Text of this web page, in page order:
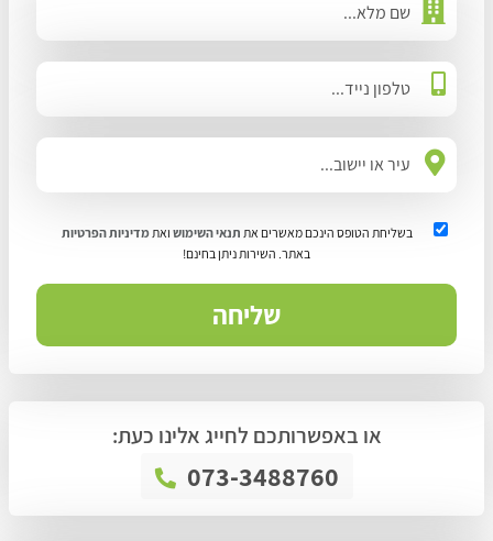
בשליחת הטופס הינכם מאשרים את תנאי השימוש ואתמדיניות הפרטיות
באתר. השירות ניתן בחינם!
או באפשרותכם לחייג אלינו כעת:
073-3488760